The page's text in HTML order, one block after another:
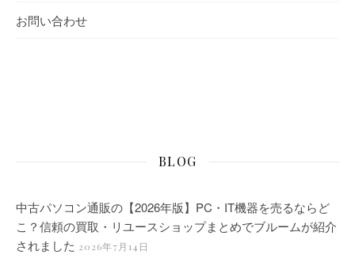
お問い合わせ
BLOG
中古パソコン通販の【2026年版】PC・IT機器を売るならど
こ？信頼の買取・リユースショップまとめでブルームが紹介
されました 2026年7月14日